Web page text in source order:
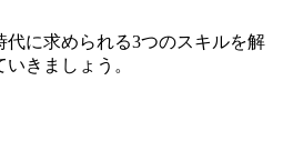
代に求められる3つのスキルを解
きましょう。